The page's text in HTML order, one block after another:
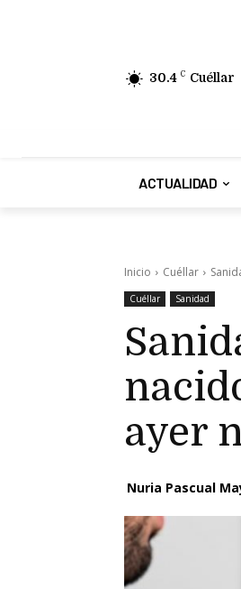
30.4 C Cuéllar
ACTUALIDAD
Inicio Cuéllar
Cuéllar Sanidad
ayer
Nuria Pascual